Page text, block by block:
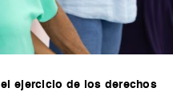
ejercicio de los derechos